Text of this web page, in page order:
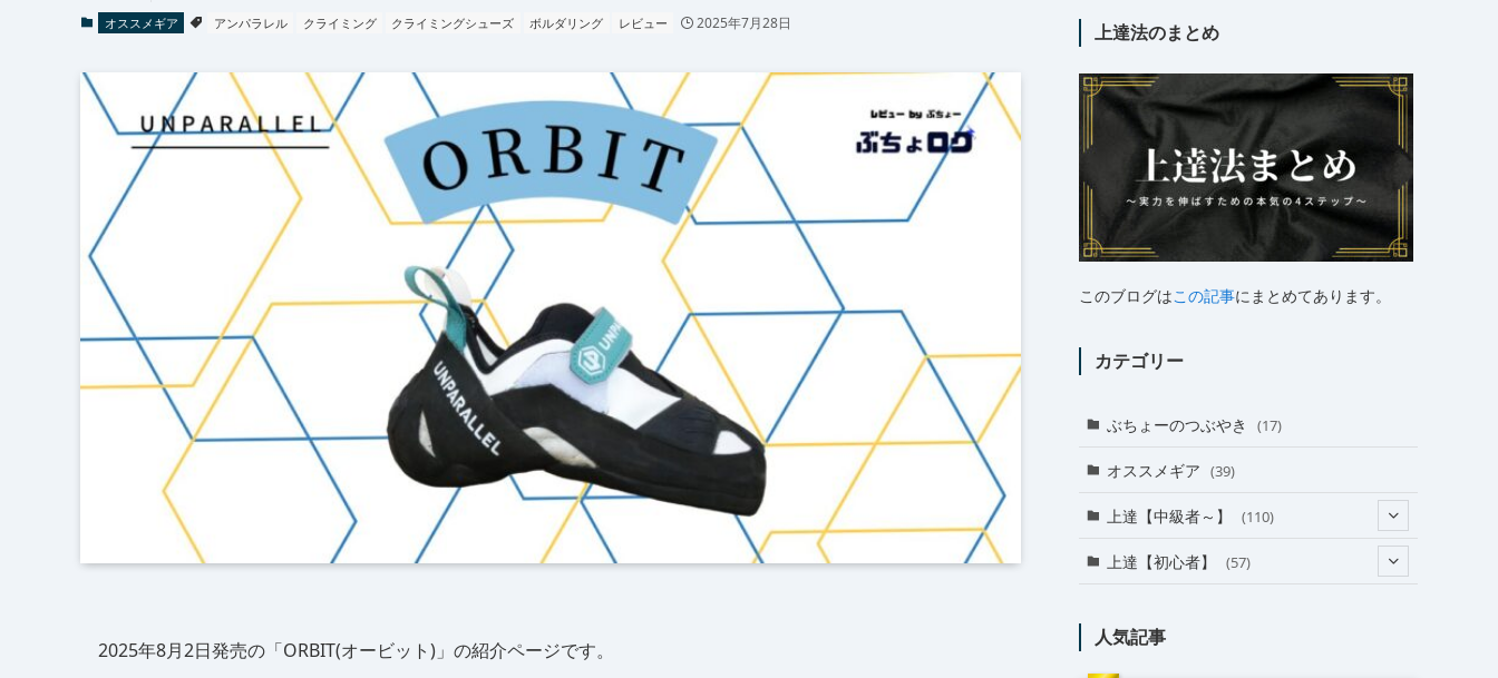
オススメギア アンパラレル クライミング クライミングシューズ ボルダリング レビュー 2025年7月28日
2025年8月2日発売の「ORBIT(オービット)」の紹介ページです。
上達法のまとめ
このブログはこの記事にまとめてあります。
カテゴリー
ぶちょーのつぶやき (17)
オススメギア (39)
上達【中級者～】 (110)
(24)
上達【初心者】 (57)
人気記事